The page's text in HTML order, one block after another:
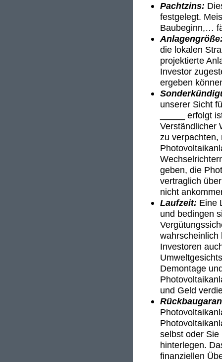
Pachtzins:
festgelegt.
Baubeginn,…
die lokalen
projektierte
Investor
ergeben
unserer Sicht
_____ erfolgt
Verständlicher
zu verpachten,
geben, die
vertraglich
nicht
Laufzeit: Eine
und bedingen
wahrscheinlich
Investoren
Demontage
und Geld
selbst oder Sie
hinterlegen.
finanziellen